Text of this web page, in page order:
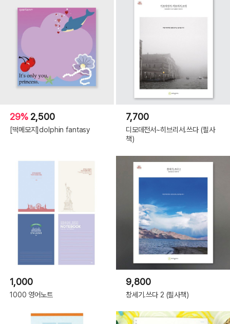
29% 2,500
[떡메모지]dolphin fantasy
7,700
디모데전서~히브리서.쓰다 (필사
책)
1,000
1000 영어노트
9,800
창세기.쓰다 2 (필사책)